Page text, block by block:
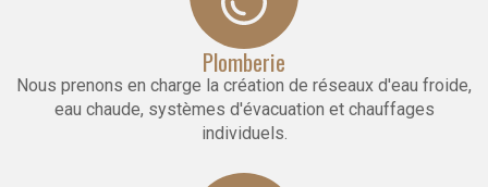
Plomberie
Nous prenons en charge la création de réseaux d'eau froide,
eau chaude, systèmes d'évacuation et chauffages
individuels.